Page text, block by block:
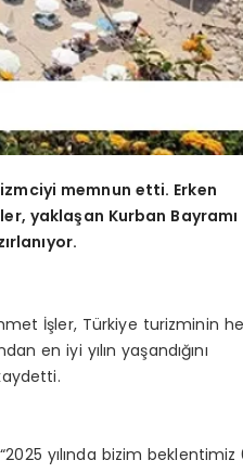
memnun etti. Erken
yaklaşan Kurban Bayramı
İşler, Türkiye turizminin
en iyi yılın yaşandığını
yılında bizim beklentimiz